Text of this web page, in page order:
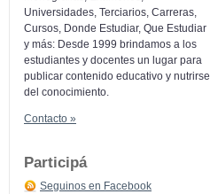
Universidades, Terciarios, Carreras,
Cursos, Donde Estudiar, Que Estudiar
y más: Desde 1999 brindamos a los
estudiantes y docentes un lugar para
publicar contenido educativo y nutrirse
del conocimiento.
Contacto »
Participá
Seguinos en Facebook